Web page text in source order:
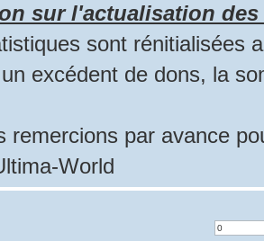
sur l'actualisation
sont rénitialisées
excédent de dons, la
remercions par avance
World